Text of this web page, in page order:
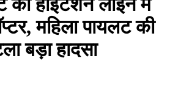
की हाईटेंशन लाइन में
महिला पायलट की
बड़ा हादसा